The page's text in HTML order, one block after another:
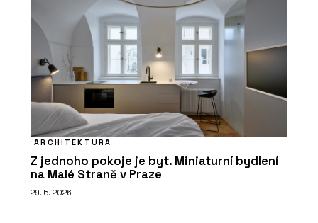
ARCHITEKTURA
Z jednoho pokoje je byt. Miniaturní bydlení
na Malé Straně v Praze
29. 5. 2026